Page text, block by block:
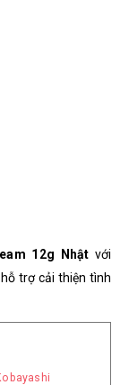
12g Nhật với
trợ cải thiện tình